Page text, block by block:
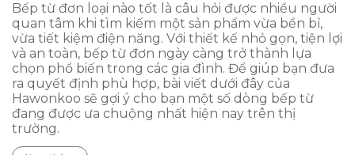
Bếp từ đơn loại nào tốt là câu hỏi được nhiều người
quan tâm khi tìm kiếm một sản phẩm vừa bền bỉ,
vừa tiết kiệm điện năng. Với thiết kế nhỏ gọn, tiện lợi
và an toàn, bếp từ đơn ngày càng trở thành lựa
chọn phổ biến trong các gia đình. Để giúp bạn đưa
ra quyết định phù hợp, bài viết dưới đây của
Hawonkoo sẽ gợi ý cho bạn một số dòng bếp từ
đang được ưa chuộng nhất hiện nay trên thị
trường.